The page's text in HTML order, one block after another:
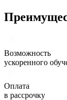
Возможность
ускоренного
Оплата
в рассрочку